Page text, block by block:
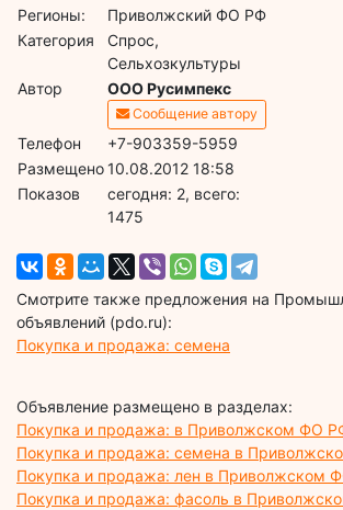
Регионы:
Приволжский ФО РФ
Категория
Спрос,
Сельхозкультуры
Автор
ООО Русимпекс
Сообщение автору
Телефон
+7-903359-5959
Размещено10.08.2012 18:58
Показов
cегодня: 2, всего:
1475
Смотрите также предложения на
объявлений (pdo.ru):
Покупка и продажа: семена
Объявление размещено в разделах:
Покупка и продажа: в Приволжском ФО
Покупка и продажа: семена в
Покупка и продажа: лен в Приволжском
Покупка и продажа: фасоль в